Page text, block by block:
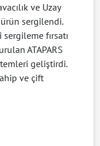
ve Uzay
sergilendi.
fırsatı
ATAPARS
geliştirdi.
ve çift